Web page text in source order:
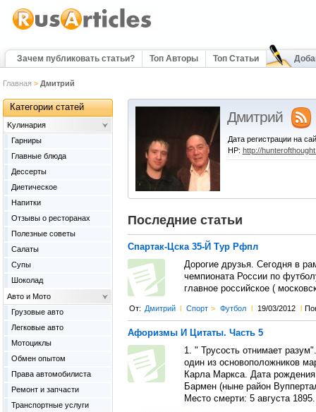
Зачем публиковать статьи? Топ Авторы Топ Статьи
Главная > Дмитрий
Дмитрий
Дата регистрации на
HP: http://
Последние статьи
Спартак-Цска 35-Й Тур Рфпл
Дорогие друзья. Сегодня в
чемпионата России по
главное российское (
От: Дмитрий l Спорт > Футбол l 19/03/2012 l
Афоризмы И Цитаты. Часть 5
1. " Трусость отнимает
один из основоположников
Карла Маркса. Дата
Бармен (ныне район
Место смерти: 5 августа
Категории статей
Kулинария
Гарниры
Главные блюда
Дессерты
Диетическое
Напитки
Отзывы о ресторанах
Полезные советы
Салаты
Супы
Шоколад
Авто и Мото
Грузовые авто
Легковые авто
Мотоциклы
Обмен опытом
Права автомобилиста
Ремонт и запчасти
Транспортные услуги